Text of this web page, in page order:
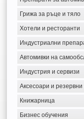
Грижа за ръце и тяло
Хотели и ресторанти
Индустриални
Автомивки на
Индустрия и сервизи
Аксесоари и резервни
Книжарница
Бизнес обучения